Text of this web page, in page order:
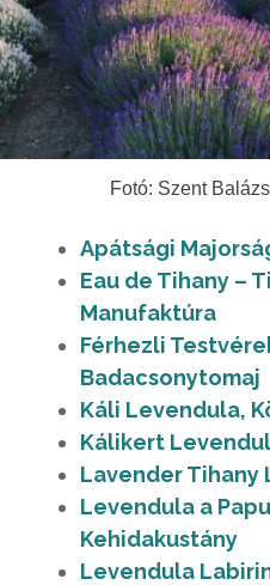
Fotó: Szent
Apátsági
Eau de Tihany –
Manufaktúra
Férhezli
Badacsonytomaj
Káli Levendula,
Kálikert
Lavender
Levendula a
Kehidakustány
Levendula